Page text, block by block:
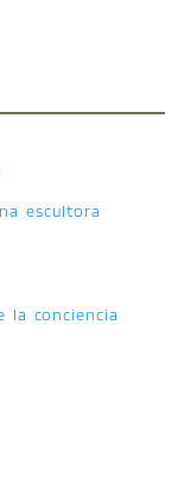
escultora
la conciencia